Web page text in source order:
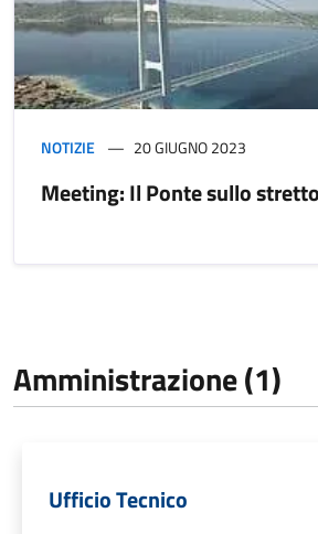
NOTIZIE 20 GIUGNO 2023
Meeting: Il Ponte sullo
Amministrazione (1)
Ufficio Tecnico